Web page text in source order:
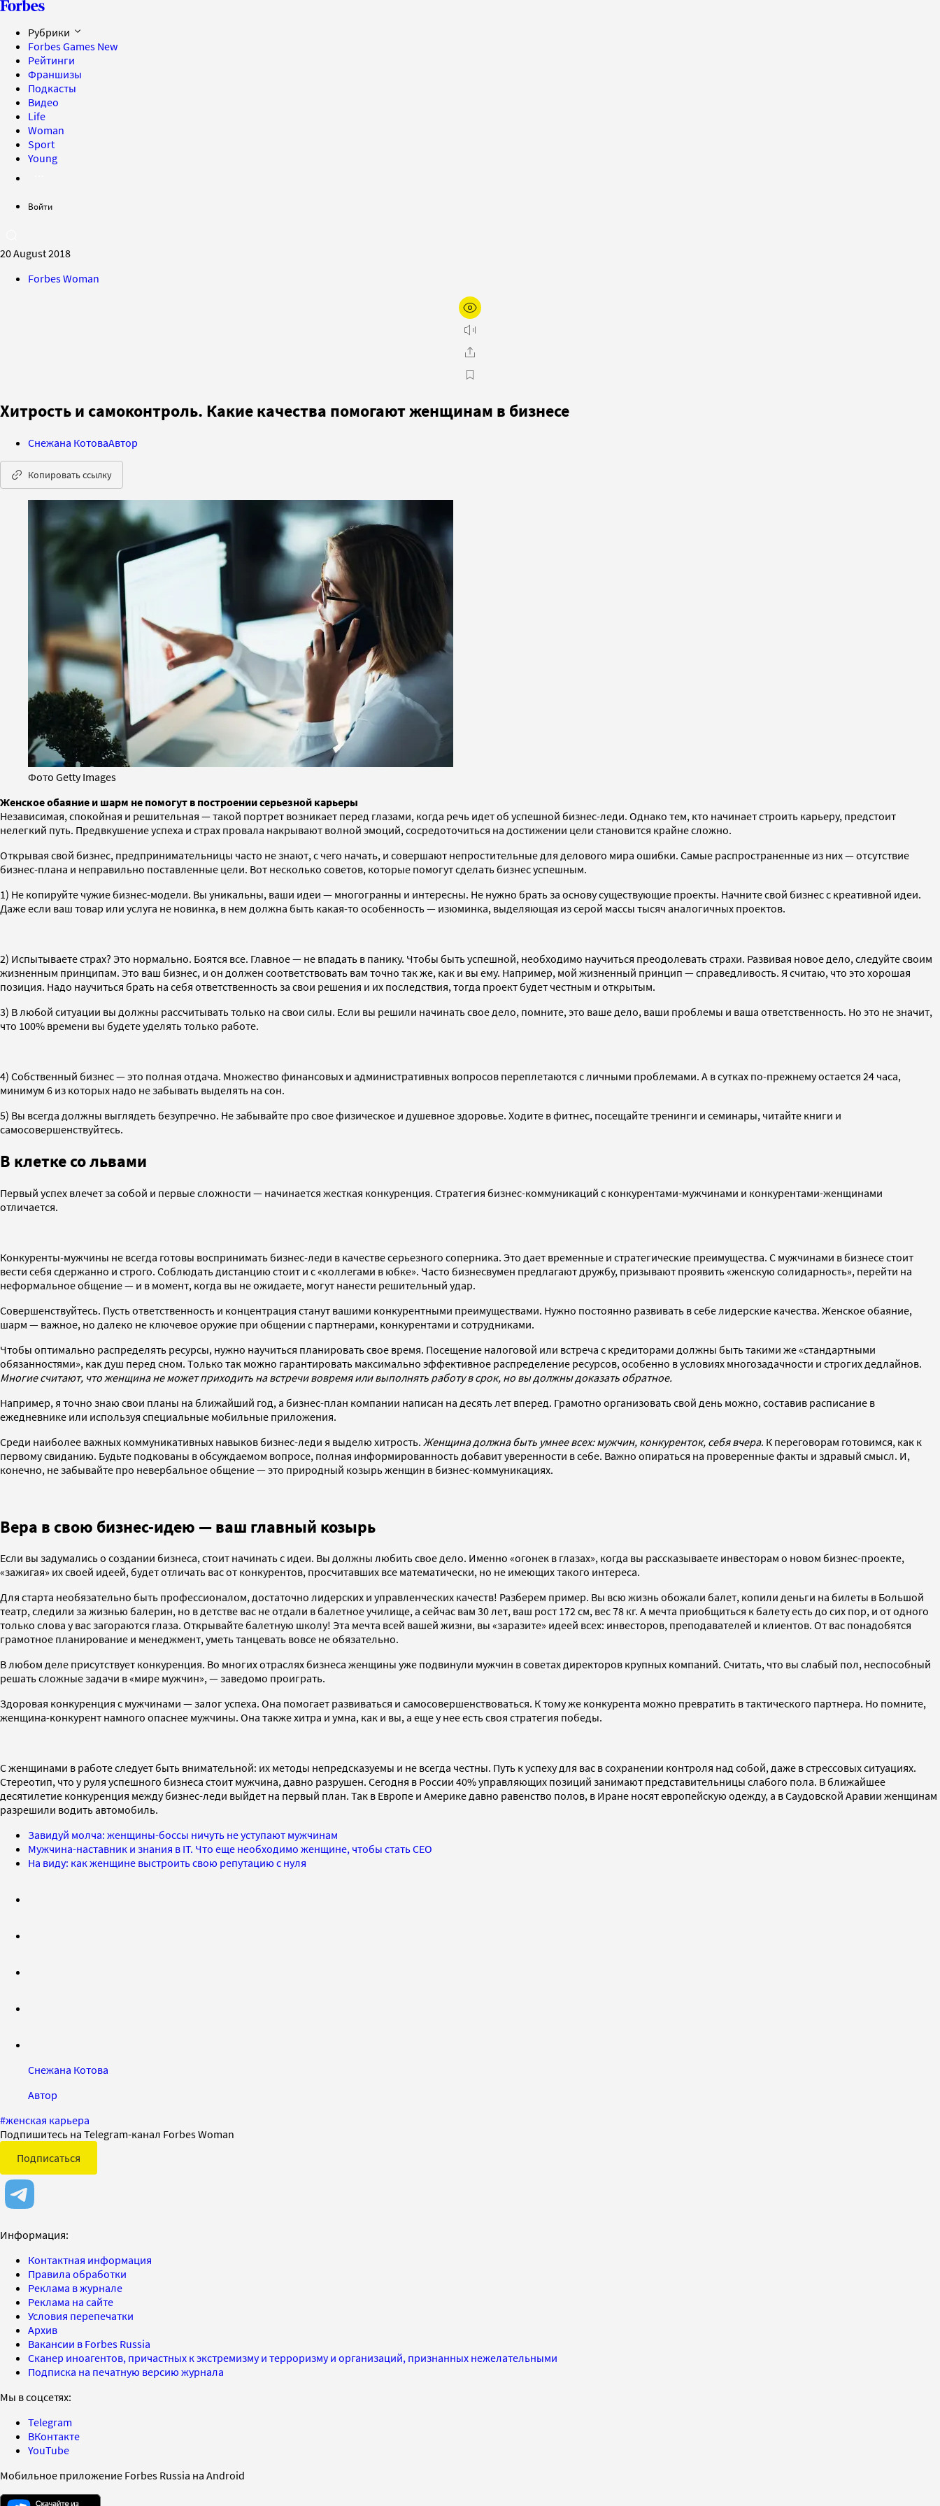
Рубрики
Forbes Games New
Рейтинги
Франшизы
Подкасты
Видео
Life
Woman
Sport
Young
Войти
20 August 2018
Forbes Woman
Хитрость и самоконтроль. Какие качества помогают женщинам в бизнесе
Снежана КотоваАвтор
Копировать ссылку
Фото Getty Images
Женское обаяние и шарм не помогут в построении серьезной карьеры
Независимая, спокойная и решительная — такой портрет возникает перед глазами, когда речь идет об успешной бизнес-леди. Однако тем, кто начинает строить карьеру, предстоит
нелегкий путь. Предвкушение успеха и страх провала накрывают волной эмоций, сосредоточиться на достижении цели становится крайне сложно.
Открывая свой бизнес, предпринимательницы часто не знают, с чего начать, и совершают непростительные для делового мира ошибки. Самые распространенные из них — отсутствие
бизнес-плана и неправильно поставленные цели. Вот несколько советов, которые помогут сделать бизнес успешным.
1) Не копируйте чужие бизнес-модели. Вы уникальны, ваши идеи — многогранны и интересны. Не нужно брать за основу существующие проекты. Начните свой бизнес с креативной идеи.
Даже если ваш товар или услуга не новинка, в нем должна быть какая-то особенность — изюминка, выделяющая из серой массы тысяч аналогичных проектов.
2) Испытываете страх? Это нормально. Боятся все. Главное — не впадать в панику. Чтобы быть успешной, необходимо научиться преодолевать страхи. Развивая новое дело, следуйте своим
жизненным принципам. Это ваш бизнес, и он должен соответствовать вам точно так же, как и вы ему. Например, мой жизненный принцип — справедливость. Я считаю, что это хорошая
позиция. Надо научиться брать на себя ответственность за свои решения и их последствия, тогда проект будет честным и открытым.
3) В любой ситуации вы должны рассчитывать только на свои силы. Если вы решили начинать свое дело, помните, это ваше дело, ваши проблемы и ваша ответственность. Но это не значит,
что 100% времени вы будете уделять только работе.
4) Собственный бизнес — это полная отдача. Множество финансовых и административных вопросов переплетаются с личными проблемами. А в сутках по-прежнему остается 24 часа,
минимум 6 из которых надо не забывать выделять на сон.
5) Вы всегда должны выглядеть безупречно. Не забывайте про свое физическое и душевное здоровье. Ходите в фитнес, посещайте тренинги и семинары, читайте книги и
самосовершенствуйтесь.
В клетке со львами
Первый успех влечет за собой и первые сложности — начинается жесткая конкуренция. Стратегия бизнес-коммуникаций с конкурентами-мужчинами и конкурентами-женщинами
отличается.
Конкуренты-мужчины не всегда готовы воспринимать бизнес-леди в качестве серьезного соперника. Это дает временные и стратегические преимущества. С мужчинами в бизнесе стоит
вести себя сдержанно и строго. Соблюдать дистанцию стоит и с «коллегами в юбке». Часто бизнесвумен предлагают дружбу, призывают проявить «женскую солидарность», перейти на
неформальное общение — и в момент, когда вы не ожидаете, могут нанести решительный удар.
Совершенствуйтесь. Пусть ответственность и концентрация станут вашими конкурентными преимуществами. Нужно постоянно развивать в себе лидерские качества. Женское обаяние,
шарм — важное, но далеко не ключевое оружие при общении с партнерами, конкурентами и сотрудниками.
Чтобы оптимально распределять ресурсы, нужно научиться планировать свое время. Посещение налоговой или встреча с кредиторами должны быть такими же «стандартными
обязанностями», как душ перед сном. Только так можно гарантировать максимально эффективное распределение ресурсов, особенно в условиях многозадачности и строгих дедлайнов.
Многие считают, что женщина не может приходить на встречи вовремя или выполнять работу в срок, но вы должны доказать обратное.
Например, я точно знаю свои планы на ближайший год, а бизнес-план компании написан на десять лет вперед. Грамотно организовать свой день можно, составив расписание в
ежедневнике или используя специальные мобильные приложения.
Среди наиболее важных коммуникативных навыков бизнес-леди я выделю хитрость. Женщина должна быть умнее всех: мужчин, конкуренток, себя вчера. К переговорам готовимся, как к
первому свиданию. Будьте подкованы в обсуждаемом вопросе, полная информированность добавит уверенности в себе. Важно опираться на проверенные факты и здравый смысл. И,
конечно, не забывайте про невербальное общение — это природный козырь женщин в бизнес-коммуникациях.
Вера в свою бизнес-идею — ваш главный козырь
Если вы задумались о создании бизнеса, стоит начинать с идеи. Вы должны любить свое дело. Именно «огонек в глазах», когда вы рассказываете инвесторам о новом бизнес-проекте,
«зажигая» их своей идеей, будет отличать вас от конкурентов, просчитавших все математически, но не имеющих такого интереса.
Для старта необязательно быть профессионалом, достаточно лидерских и управленческих качеств! Разберем пример. Вы всю жизнь обожали балет, копили деньги на билеты в Большой
театр, следили за жизнью балерин, но в детстве вас не отдали в балетное училище, а сейчас вам 30 лет, ваш рост 172 см, вес 78 кг. А мечта приобщиться к балету есть до сих пор, и от одного
только слова у вас загораются глаза. Открывайте балетную школу! Эта мечта всей вашей жизни, вы «заразите» идеей всех: инвесторов, преподавателей и клиентов. От вас понадобятся
грамотное планирование и менеджмент, уметь танцевать вовсе не обязательно.
В любом деле присутствует конкуренция. Во многих отраслях бизнеса женщины уже подвинули мужчин в советах директоров крупных компаний. Считать, что вы слабый пол, неспособный
решать сложные задачи в «мире мужчин», — заведомо проиграть.
Здоровая конкуренция с мужчинами — залог успеха. Она помогает развиваться и самосовершенствоваться. К тому же конкурента можно превратить в тактического партнера. Но помните,
женщина-конкурент намного опаснее мужчины. Она также хитра и умна, как и вы, а еще у нее есть своя стратегия победы.
С женщинами в работе следует быть внимательной: их методы непредсказуемы и не всегда честны. Путь к успеху для вас в сохранении контроля над собой, даже в стрессовых ситуациях.
Стереотип, что у руля успешного бизнеса стоит мужчина, давно разрушен. Сегодня в России 40% управляющих позиций занимают представительницы слабого пола. В ближайшее
десятилетие конкуренция между бизнес-леди выйдет на первый план. Так в Европе и Америке давно равенство полов, в Иране носят европейскую одежду, а в Саудовской Аравии женщинам
разрешили водить автомобиль.
Завидуй молча: женщины-боссы ничуть не уступают мужчинам
Мужчина-наставник и знания в IT. Что еще необходимо женщине, чтобы стать CEO
На виду: как женщине выстроить свою репутацию с нуля
Снежана Котова
Автор
#женская карьера
Подпишитесь на Telegram-канал Forbes Woman
Подписаться
Информация:
Контактная информация
Правила обработки
Реклама в журнале
Реклама на сайте
Условия перепечатки
Архив
Вакансии в Forbes Russia
Сканер иноагентов, причастных к экстремизму и терроризму и организаций, признанных нежелательными
Подписка на печатную версию журнала
Мы в соцсетях:
Telegram
ВКонтакте
YouTube
Мобильное приложение Forbes Russia на Android